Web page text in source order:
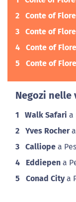
2 Conte of
3 Conte of
4 Conte of
5 Conte of
Negozi nelle
1 Walk Safari a
2 Yves Rochera
3 Calliope a
4 Eddiepen a
5 Conad Citya